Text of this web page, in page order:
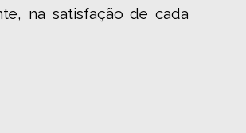
na satisfação de cada